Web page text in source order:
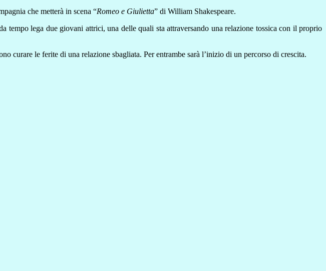
che metterà in scena “Romeo e Giulietta” di William Shakespeare.
tempo lega due giovani attrici, una delle quali sta attraversando una relazione tossica con il proprio
curare le ferite di una relazione sbagliata. Per entrambe sarà l’inizio di un percorso di crescita.